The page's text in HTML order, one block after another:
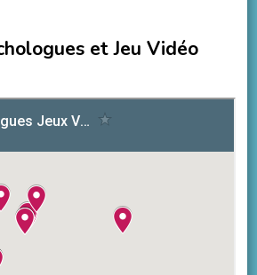
et Jeu Vidéo